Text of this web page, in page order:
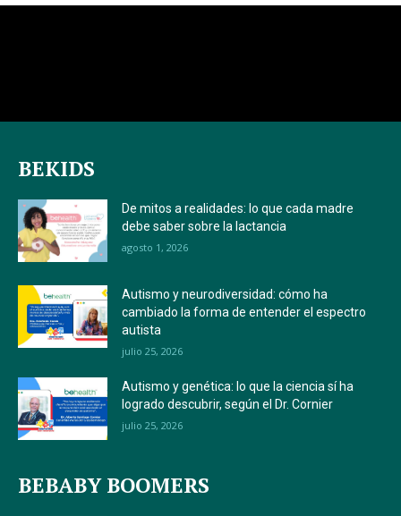
BEKIDS
De mitos a realidades: lo que cada madre
debe saber sobre la lactancia
agosto 1, 2026
Autismo y neurodiversidad: cómo ha
cambiado la forma de entender el espectro
autista
julio 25, 2026
Autismo y genética: lo que la ciencia sí ha
logrado descubrir, según el Dr. Cornier
julio 25, 2026
BEBABY BOOMERS